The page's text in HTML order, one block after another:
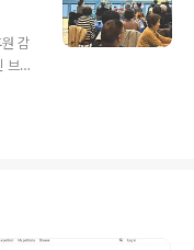
의
무력
한
하
감
브런
런
연
원
데